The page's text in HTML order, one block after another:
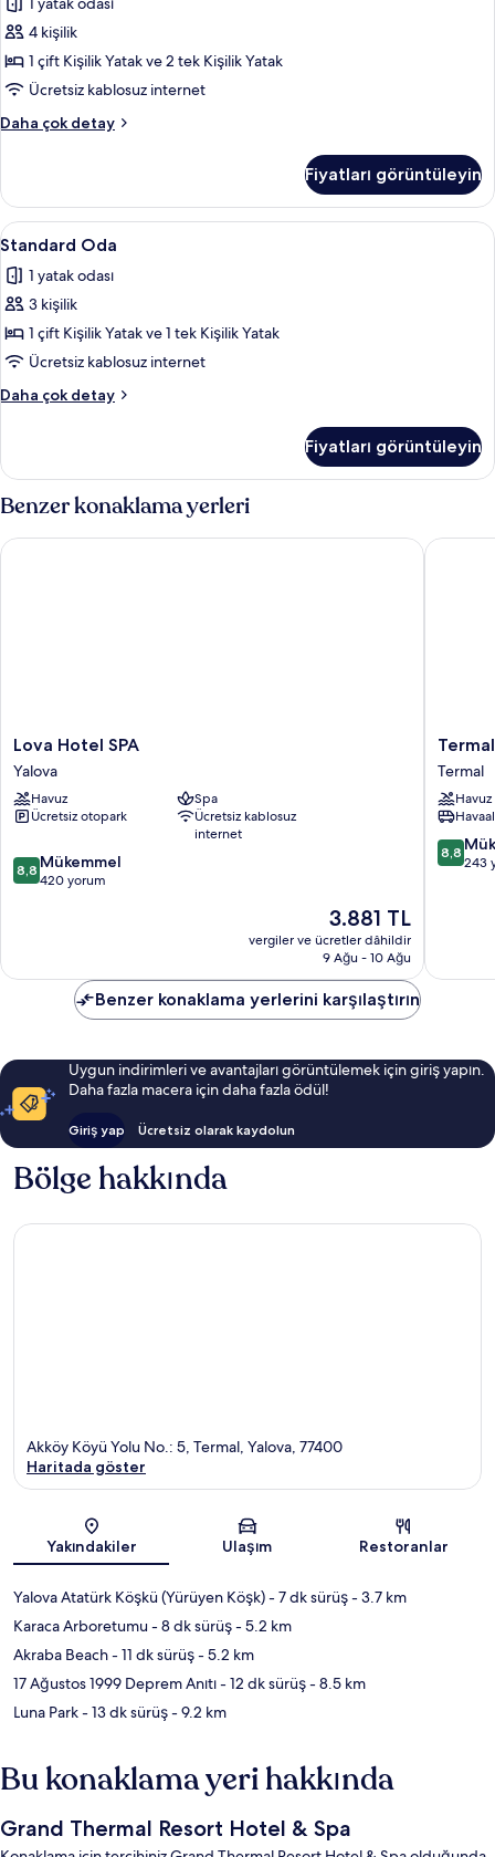
tüm
fotoğrafları
görün
4 kişilik
1 çift Kişilik Yatak ve 2 tek Kişilik Yatak
Ücretsiz kablosuz internet
Daha çok detay
Süit
detay
Fiyatları görüntüleyin
Standard
Oda
için
tüm
fotoğrafları
görün
Minibar, odada kasa, ücretsiz
4
Standard Oda
1 yatak odası
3 kişilik
1 çift Kişilik Yatak ve 1 tek Kişilik Yatak
Ücretsiz kablosuz internet
Daha çok detay
Standard
fazla
detay
Fiyatları görüntüleyin
Benzer konaklama yerleri
Lova
Hotel
SPA
Yalova
Lova Hotel SPA
Yalova
Havuz
Spa
Ücretsiz otopark
Ücretsiz kablosuz
internet
10
üzerinden
8,8 Mükemmel
420 yorum
Güncel
fiyat:
3.881 TL
3.881 TL
vergiler ve ücretler dâhildir
9 Ağu - 10 Ağu
Lova Hotel SPA
Termal
Saray
Hotel
&
Spa,
Yalova
Termal
Termal
Havuz
10
8,8
243
Termal
Benzer konaklama yerlerini karşılaştırın
Uygun indirimleri ve avantajları görüntülemek için giriş yapın.
Daha fazla macera için daha fazla ödül!
Giriş yap Ücretsiz olarak kaydolun
Bölge hakkında
Harita
Akköy Köyü Yolu No.: 5, Termal, Yalova, 77400
Haritada göster
Yakındakiler Ulaşım Restoranlar
Yalova Atatürk Köşkü (Yürüyen Köşk)- 7 dk sürüş- 3.7 km
Karaca Arboretumu- 8 dk sürüş- 5.2 km
Akraba Beach- 11 dk sürüş- 5.2 km
17 Ağustos 1999 Deprem Anıtı- 12 dk sürüş- 8.5 km
Luna Park- 13 dk sürüş- 9.2 km
Bu konaklama yeri hakkında
Grand Thermal Resort Hotel & Spa